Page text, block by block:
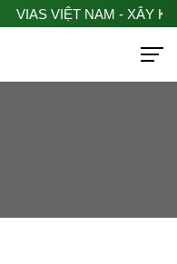
VIAS VIỆT NAM - XÂY